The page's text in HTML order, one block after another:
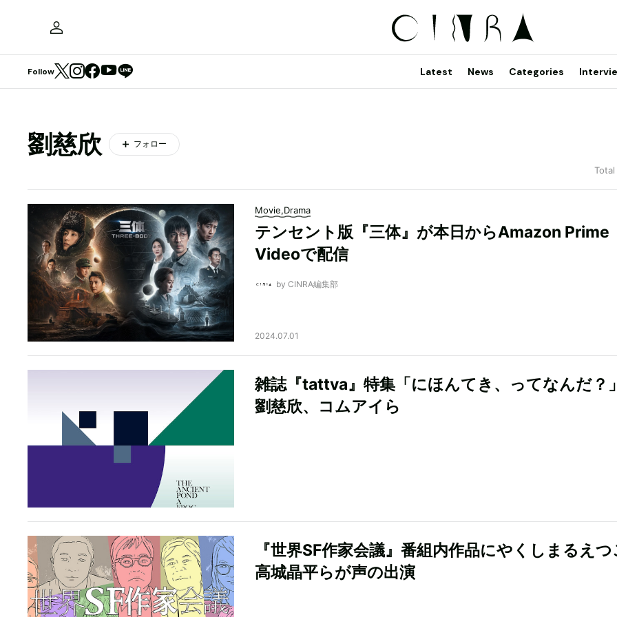
Follow Latest News Categories
劉慈欣 フォロー
Movie,Drama
テンセント版『三体』が本日からAmazon Prime
Videoで配信
by CINRA編集部
2024.07.01
雑誌『tattva』特集「にほんてき、ってなんだ？
劉慈欣、コムアイら
『世界SF作家会議』番組内作品にやくしまるえつ
高城晶平らが声の出演